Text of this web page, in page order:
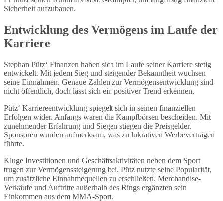
Sicherheit aufzubauen.
Entwicklung des Vermögens im Laufe der
Karriere
Stephan Pütz‘ Finanzen haben sich im Laufe seiner Karriere stetig
entwickelt. Mit jedem Sieg und steigender Bekanntheit wuchsen
seine Einnahmen. Genaue Zahlen zur Vermögensentwicklung sind
nicht öffentlich, doch lässt sich ein positiver Trend erkennen.
Pütz‘ Karriereentwicklung spiegelt sich in seinen finanziellen
Erfolgen wider. Anfangs waren die Kampfbörsen bescheiden. Mit
zunehmender Erfahrung und Siegen stiegen die Preisgelder.
Sponsoren wurden aufmerksam, was zu lukrativen Werbeverträgen
führte.
Kluge Investitionen und Geschäftsaktivitäten neben dem Sport
trugen zur Vermögenssteigerung bei. Pütz nutzte seine Popularität,
um zusätzliche Einnahmequellen zu erschließen. Merchandise-
Verkäufe und Auftritte außerhalb des Rings ergänzten sein
Einkommen aus dem MMA-Sport.